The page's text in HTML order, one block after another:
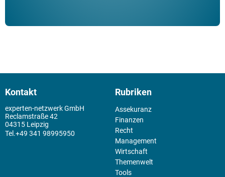
Kontakt
experten-netzwerk GmbH
Reclamstraße 42
04315 Leipzig
+49 341 98995950
Rubriken
Assekuranz
Finanzen
Recht
Management
Wirtschaft
Themenwelt
Tools